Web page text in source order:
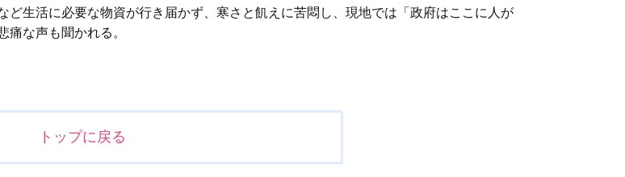
生活に必要な物資が行き届かず、寒さと飢えに苦悶し、現地では「政府はここに人が
痛な声も聞かれる。
トップに戻る